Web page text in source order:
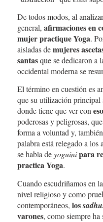
De todos modos, al
general, afirmaciones en
mujer practique Yoga.
aisladas demujeres
santasque se dedicaron a
occidental moderna se
El término en cuestión es
que su utilización principal
donde tiene que ver con
poderosas y peligrosas,
forma a voluntad y,
palabra está relegado a los
se habla deyoguinipara
practica Yoga.
Cuando escudriñamos en la
nivel religioso y como
contemporáneos, los
varones, como siempre ha